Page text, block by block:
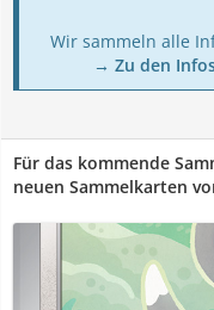
Wir sammeln alle
→ Zu den
Für das kommende
neuen Sammelkarten